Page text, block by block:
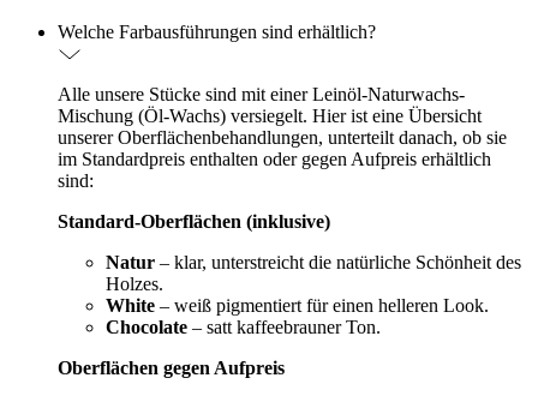
Welche Farbausführungen sind erhältlich?
Alle unsere Stücke sind mit einer Leinöl-Naturwachs-
Mischung (Öl-Wachs) versiegelt. Hier ist eine Übersicht
unserer Oberflächenbehandlungen, unterteilt danach, ob sie
im Standardpreis enthalten oder gegen Aufpreis erhältlich
sind:
Standard-Oberflächen (inklusive)
Natur – klar, unterstreicht die natürliche Schönheit des
Holzes.
White – weiß pigmentiert für einen helleren Look.
Chocolate – satt kaffeebrauner Ton.
Oberflächen gegen Aufpreis